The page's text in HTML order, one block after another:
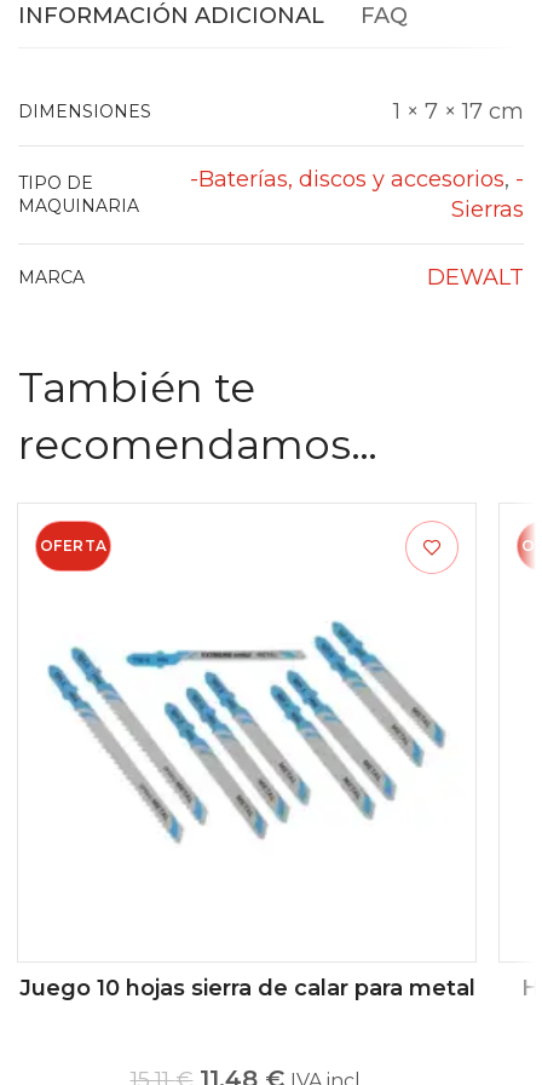
INFORMACIÓN ADICIONAL FAQ
DIMENSIONES 1 × 7 × 17 cm
TIPO DE
MAQUINARIA
-Baterías, discos y accesorios, -
Sierras
MARCA DEWALT
También te
recomendamos…
OFERTA
Juego 10 hojas sierra de calar para metal
15,11€ 11,48 € IVA incl.